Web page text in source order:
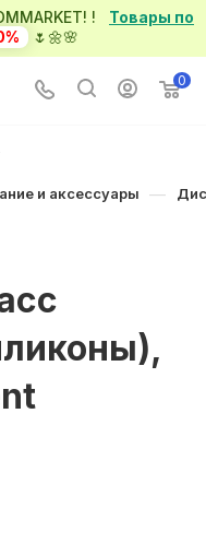
! Товары по
🌷🌼🌸
0
и аксессуары —